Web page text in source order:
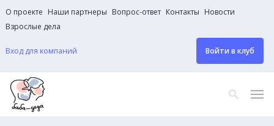
О проекте Наши партнеры Вопрос-ответ Контакты Новости
Взрослые дела
Вход для компаний Войти в клуб